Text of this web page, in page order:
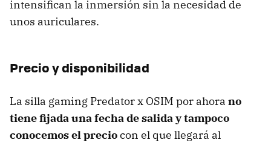
intensifican la inmersión sin la necesidad de
unos auriculares.
Precio y disponibilidad
La silla gaming Predator x OSIM por ahora no
tiene fijada una fecha de salida y tampoco
conocemos el preciocon el que llegará al